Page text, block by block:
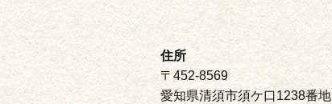
住所
〒452-8569
愛知県清須市須ケ口1238番地